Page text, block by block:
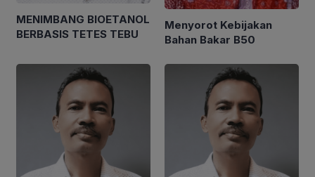
MENIMBANG BIOETANOL
BERBASIS TETES TEBU
Menyorot Kebijakan
Bahan Bakar B50